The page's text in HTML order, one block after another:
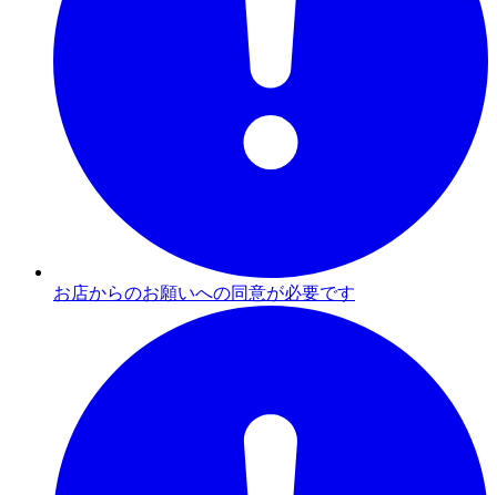
お店からのお願いへの同意が必要です